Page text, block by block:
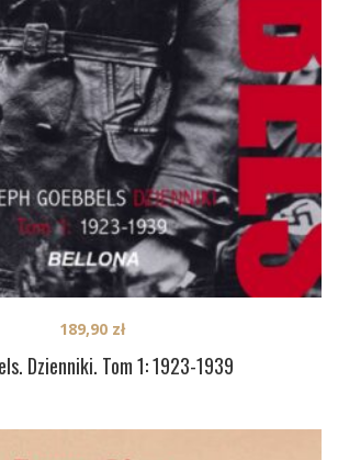
Dzienniki. Tom 1: 1923-1939
189,90 zł